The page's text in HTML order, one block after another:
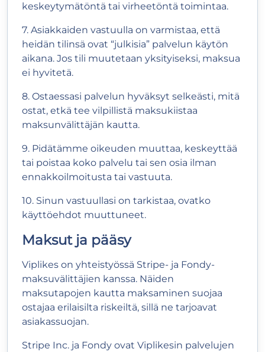
keskeytymätöntä tai virheetöntä toimintaa.
7. Asiakkaiden vastuulla on varmistaa, että
heidän tilinsä ovat “julkisia” palvelun käytön
aikana. Jos tili muutetaan yksityiseksi, maksua
ei hyvitetä.
8. Ostaessasi palvelun hyväksyt selkeästi, mitä
ostat, etkä tee vilpillistä maksukiistaa
maksunvälittäjän kautta.
9. Pidätämme oikeuden muuttaa, keskeyttää
tai poistaa koko palvelu tai sen osia ilman
ennakkoilmoitusta tai vastuuta.
10. Sinun vastuullasi on tarkistaa, ovatko
käyttöehdot muuttuneet.
Maksut ja pääsy
Viplikes on yhteistyössä Stripe- ja Fondy-
maksuvälittäjien kanssa. Näiden
maksutapojen kautta maksaminen suojaa
ostajaa erilaisilta riskeiltä, sillä ne tarjoavat
asiakassuojan.
Stripe Inc. ja Fondy ovat Viplikesin palvelujen